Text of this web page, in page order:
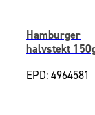
Hamburger
halvstekt
EPD: 4964581